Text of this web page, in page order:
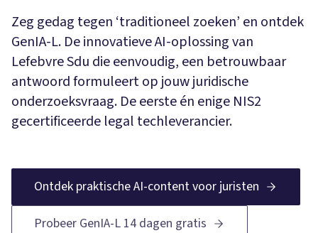
Zeg gedag tegen ‘traditioneel zoeken’ en ontdek
GenIA-L. De innovatieve AI-oplossing van
Lefebvre Sdu die eenvoudig, een betrouwbaar
antwoord formuleert op jouw juridische
onderzoeksvraag. De eerste én enige NIS2
gecertificeerde legal techleverancier.
Ontdek praktische AI-content voor juristen
Probeer GenIA-L 14 dagen gratis